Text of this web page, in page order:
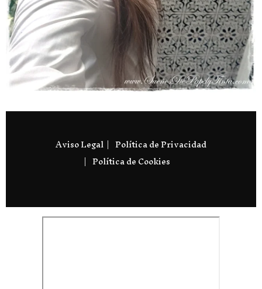
Aviso Legal
Política de Privacidad
Política de Cookies